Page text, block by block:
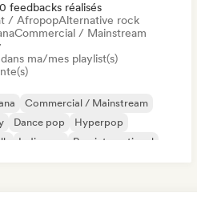
feedbacks réalisés
/ AfropopAlternative rock
Commercial / Mainstream
ma/mes playlist(s)
Commercial / Mainstream
Dance pop
Hyperpop
Indie pop Pop international